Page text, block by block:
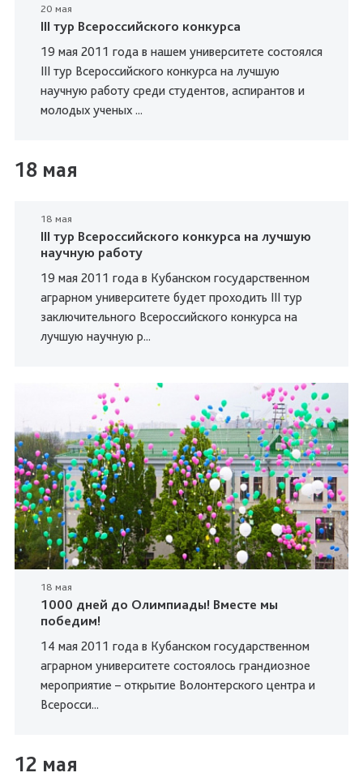
20 мая
III тур Всероссийского конкурса
19 мая 2011 года в нашем университете состоялся
III тур Всероссийского конкурса на лучшую
научную работу среди студентов, аспирантов и
молодых ученых ...
18 мая
18 мая
III тур Всероссийского конкурса на лучшую
научную работу
19 мая 2011 года в Кубанском государственном
аграрном университете будет проходить III тур
заключительного Всероссийского конкурса на
лучшую научную р...
18 мая
1000 дней до Олимпиады! Вместе мы
победим!
14 мая 2011 года в Кубанском государственном
аграрном университете состоялось грандиозное
мероприятие – открытие Волонтерского центра и
Всеросси...
12 мая